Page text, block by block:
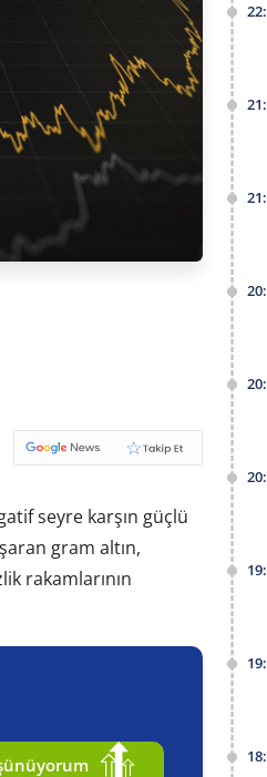
seyre karşın güçlü
gram altın,
rakamlarının